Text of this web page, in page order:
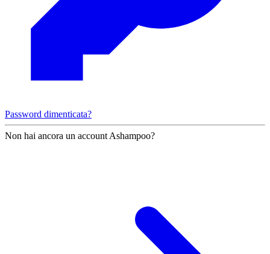
Password dimenticata?
Non hai ancora un account Ashampoo?